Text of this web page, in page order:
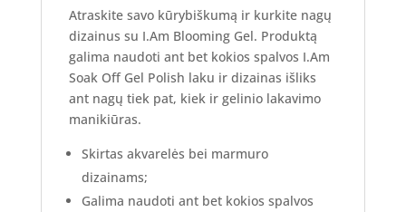
Atraskite savo kūrybiškumą ir kurkite nagų
dizainus su I.Am Blooming Gel. Produktą
galima naudoti ant bet kokios spalvos I.Am
Soak Off Gel Polish laku ir dizainas išliks
ant nagų tiek pat, kiek ir gelinio lakavimo
manikiūras.
Skirtas akvarelės bei marmuro
dizainams;
Galima naudoti ant bet kokios spalvos